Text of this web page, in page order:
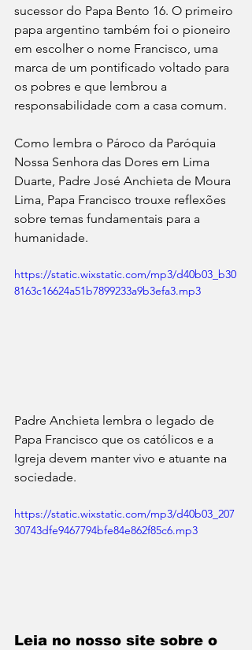
sucessor do Papa Bento 16. O primeiro
papa argentino também foi o pioneiro
em escolher o nome Francisco, uma
marca de um pontificado voltado para
os pobres e que lembrou a
responsabilidade com a casa comum.
Como lembra o Pároco da Paróquia
Nossa Senhora das Dores em Lima
Duarte, Padre José Anchieta de Moura
Lima, Papa Francisco trouxe reflexões
sobre temas fundamentais para a
humanidade.
https://static.wixstatic.com/mp3/d40b03_b30
8163c16624a51b7899233a9b3efa3.mp3
Padre Anchieta lembra o legado de
Papa Francisco que os católicos e a
Igreja devem manter vivo e atuante na
sociedade.
https://static.wixstatic.com/mp3/d40b03_207
30743dfe9467794bfe84e862f85c6.mp3
Leia no nosso site sobre o